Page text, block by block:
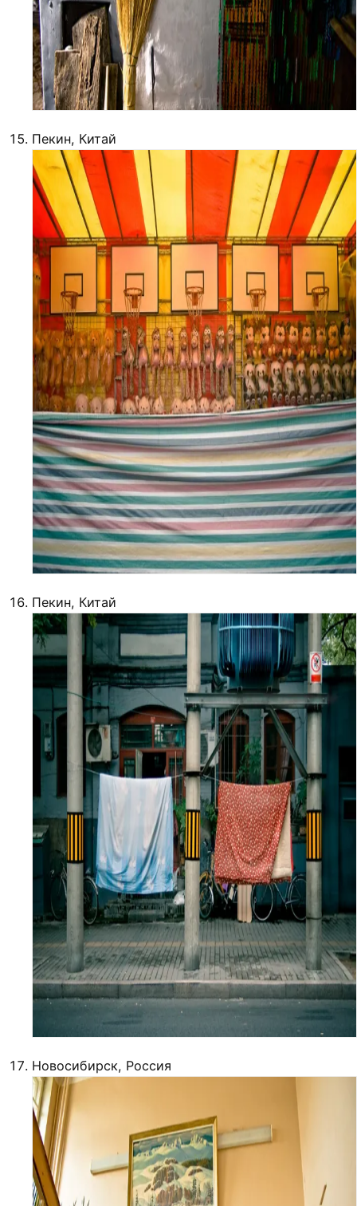
Пекин, Китай
Пекин, Китай
Новосибирск, Россия